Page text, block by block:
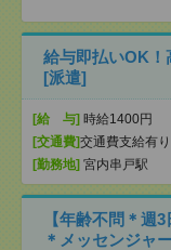
給与即払いOK！
[派遣]
[給 与] 時給1400円
[交通費]交通費支給有り
[勤務地] 宮内串戸駅
【年齢不問＊週
＊メッセンジャ